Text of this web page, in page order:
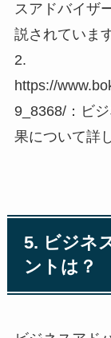
スアドバイザ
説されています
2.
https://
9_8368/：ビ
果について詳
5. ビジネ
ントは？